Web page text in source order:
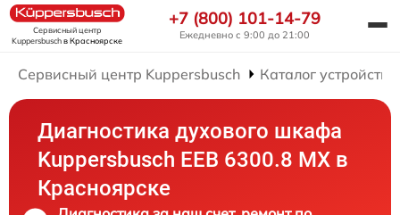
Сервисный центр
Kuppersbuschв Красноярске
+7 (800) 101-14-79
Ежедневно с 9:00 до 21:00
Сервисный центр Kuppersbusch Каталог устройств
Диагностика духового шкафа
Kuppersbusch EEB 6300.8 MX в
Красноярске